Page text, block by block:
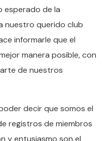
esperado de la
nuestro querido club
informarle que el
manera posible, con
de nuestros
decir que somos el
registros de miembros
y entusiasmo son el